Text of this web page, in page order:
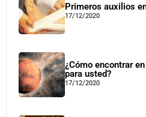
Primeros auxilios
17/12/2020
¿Cómo encontrar
para usted?
17/12/2020